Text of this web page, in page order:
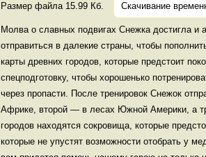
Размер файла 15.99 Кб. Скачивание
Молва о славных подвигах Снежка достигла и
отправиться в далекие страны, чтобы
карты древних городов, которые предстоит
спецподготовку, чтобы хорошенько
через пропасти. После тренировок Снежок
Африке, второй — в лесах Южной Америки, а
городов находятся сокровища, которые
которые не упустят возможности отобрать у